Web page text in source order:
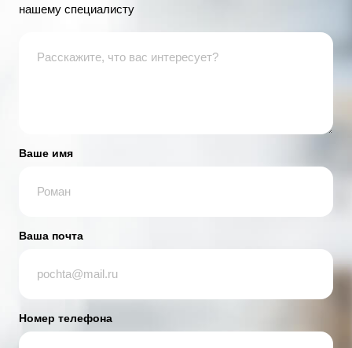
нашему специалисту
Ваше имя
Ваша почта
Номер телефона